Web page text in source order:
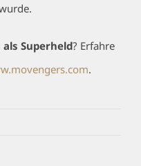
Superheld? Erfahre
.